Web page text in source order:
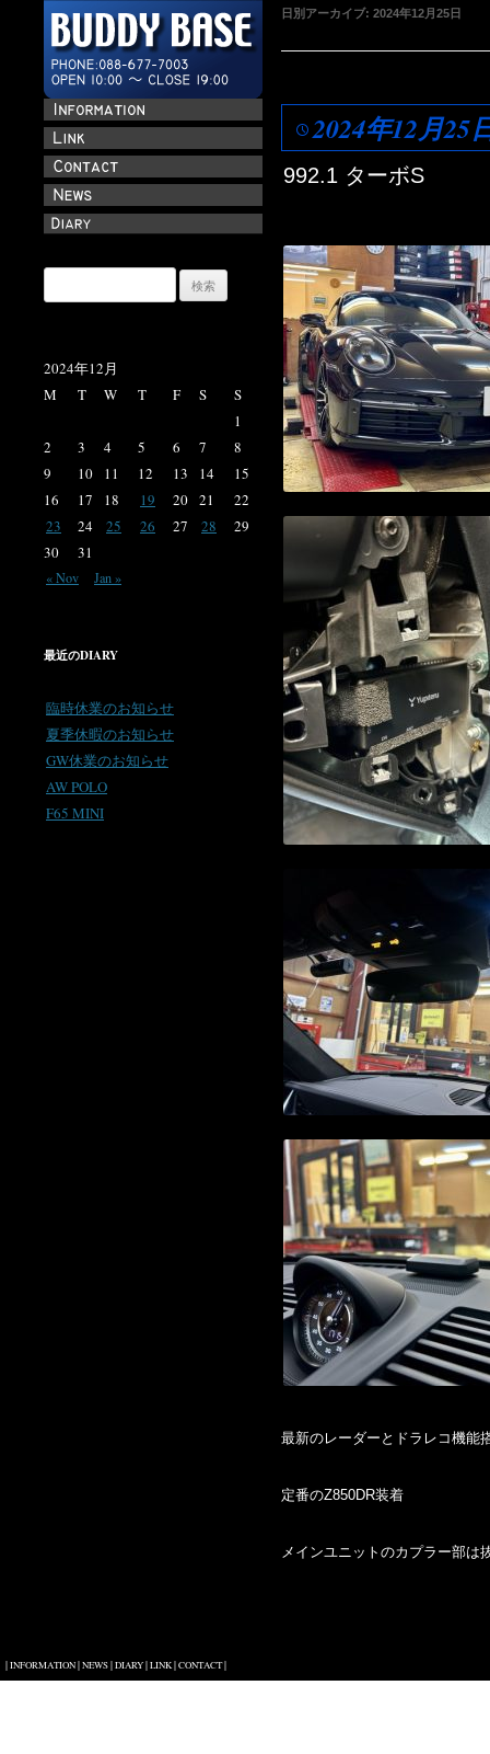
日別アーカイブ: 2024年12月25日
2024年12月25
992.1 ターボS
最新のレーダーとドラレコ機能
定番のZ850DR装着
メインユニットのカプラー部は
索:
2024年12月
M
T W T F S
S
1
2
3 4 5 6 7
8
9
10 11 12 13 14
15
16
17 18 19 20 21
22
23
24 25 26 27 28
29
30
31
« Nov Jan »
最近のDIARY
臨時休業のお知らせ
夏季休暇のお知らせ
GW休業のお知らせ
AW POLO
F65 MINI
|INFORMATION|NEWS|DIARY|LINK|CONTACT|